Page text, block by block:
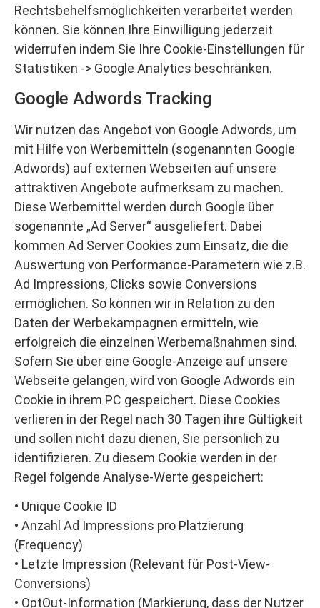
Rechtsbehelfsmöglichkeiten verarbeitet werden
können. Sie können Ihre Einwilligung jederzeit
widerrufen indem Sie Ihre Cookie-Einstellungen für
Statistiken -> Google Analytics beschränken.
Google Adwords Tracking
Wir nutzen das Angebot von Google Adwords, um
mit Hilfe von Werbemitteln (sogenannten Google
Adwords) auf externen Webseiten auf unsere
attraktiven Angebote aufmerksam zu machen.
Diese Werbemittel werden durch Google über
sogenannte „Ad Server“ ausgeliefert. Dabei
kommen Ad Server Cookies zum Einsatz, die die
Auswertung von Performance-Parametern wie z.B.
Ad Impressions, Clicks sowie Conversions
ermöglichen. So können wir in Relation zu den
Daten der Werbekampagnen ermitteln, wie
erfolgreich die einzelnen Werbemaßnahmen sind.
Sofern Sie über eine Google-Anzeige auf unsere
Webseite gelangen, wird von Google Adwords ein
Cookie in ihrem PC gespeichert. Diese Cookies
verlieren in der Regel nach 30 Tagen ihre Gültigkeit
und sollen nicht dazu dienen, Sie persönlich zu
identifizieren. Zu diesem Cookie werden in der
Regel folgende Analyse-Werte gespeichert:
• Unique Cookie ID
• Anzahl Ad Impressions pro Platzierung
(Frequency)
• Letzte Impression (Relevant für Post-View-
Conversions)
• OptOut-Information (Markierung, dass der Nutzer